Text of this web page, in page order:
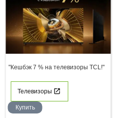
"Кешбэк 7 % на телевизоры TCL!"
Телевизоры
Купить